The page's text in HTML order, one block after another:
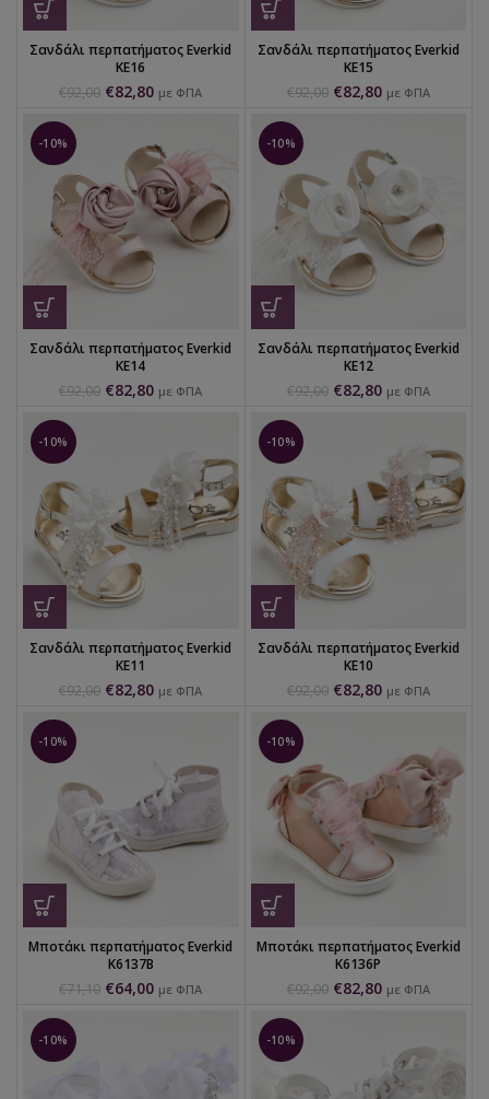
Σανδάλι περπατήματος Everkid
KE16
€92,00 €82,80 με ΦΠΑ
Σανδάλι περπατήματος Everkid
KE15
€92,00 €82,80 με ΦΠΑ
-10%
Σανδάλι περπατήματος Everkid
KE14
€92,00 €82,80 με ΦΠΑ
-10%
Σανδάλι περπατήματος Everkid
KE12
€92,00 €82,80 με ΦΠΑ
-10%
Σανδάλι περπατήματος Everkid
KE11
€92,00 €82,80 με ΦΠΑ
-10%
Σανδάλι περπατήματος Everkid
KE10
€92,00 €82,80 με ΦΠΑ
-10%
Μποτάκι περπατήματος Everkid
K6137B
€71,10 €64,00 με ΦΠΑ
-10%
Μποτάκι περπατήματος Everkid
K6136P
€92,00 €82,80 με ΦΠΑ
-10% -10%